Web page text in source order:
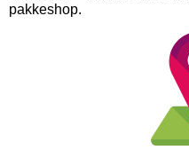
pakkeshop.